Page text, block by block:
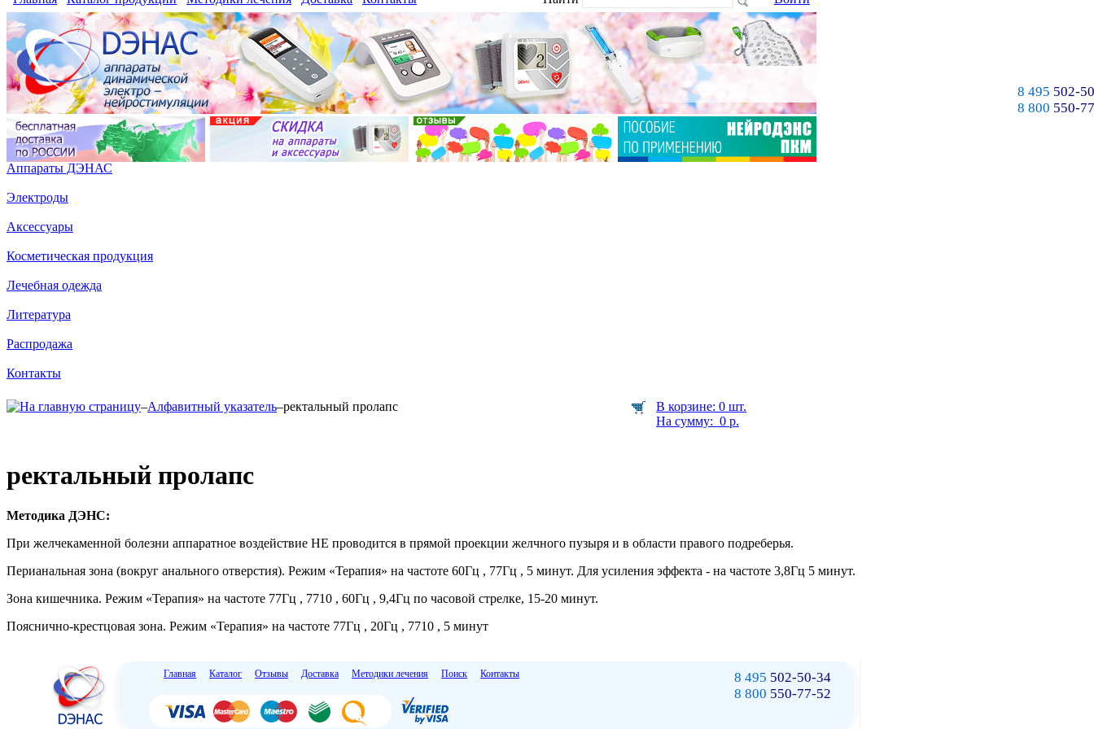
8 495 502-
8 800 550-
Аппараты ДЭНАС
Электроды
Аксессуары
Косметическая продукция
Лечебная одежда
Литература
Распродажа
Контакты
–Алфавитный указатель–ректальный пролапс
В корзине: 0 шт.
На сумму: 0 р.
ректальный пролапс
Методика ДЭНС:
При желчекаменной болезни аппаратное воздействие НЕ проводится в прямой проекции желчного пузыря и в области правого подреберья.
Перианальная зона (вокруг анального отверстия). Режим «Терапия» на частоте 60Гц , 77Гц , 5 минут. Для усиления эффекта - на частоте 3,8Гц 5 минут.
Зона кишечника. Режим «Терапия» на частоте 77Гц , 7710 , 60Гц , 9,4Гц по часовой стрелке, 15-20 минут.
Пояснично-крестцовая зона. Режим «Терапия» на частоте 77Гц , 20Гц , 7710 , 5 минут
Главная Каталог Отзывы Доставка Методики лечения Поиск Контакты 8 495 502-50-34
8 800 550-77-52